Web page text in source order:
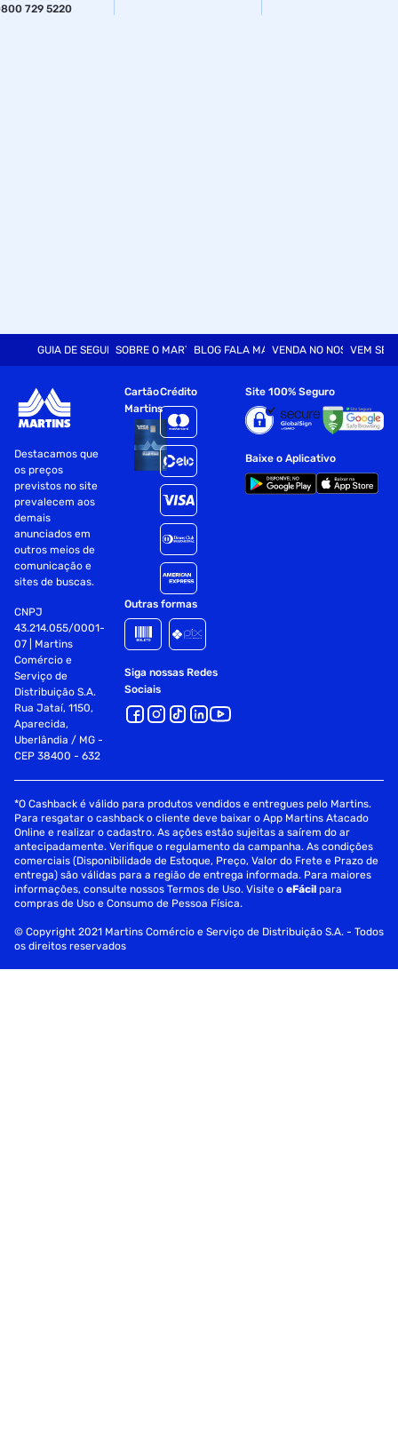
729 5220
GUIA DE SEGURANÇASOBRE O MARTINSBLOG FALA MARTVENDA NO NOSSO SITE
VEM SER
Destacamos que
os preços
previstos no site
prevalecem aos
demais
anunciados em
outros meios de
comunicação e
sites de buscas.
CNPJ
43.214.055/0001-
07 | Martins
Comércio e
Serviço de
Distribuição S.A.
Rua Jataí, 1150,
Aparecida,
Uberlândia / MG -
CEP 38400 - 632
Cartão
Martins
Crédito
Outras formas
Siga nossas Redes
Sociais
Site 100% Seguro
Baixe o Aplicativo
*O Cashback é válido para produtos vendidos e entregues pelo Martins.
Para resgatar o cashback o cliente deve baixar o App Martins Atacado
Online e realizar o cadastro. As ações estão sujeitas a saírem do ar
antecipadamente. Verifique o regulamento da campanha. As condições
comerciais (Disponibilidade de Estoque, Preço, Valor do Frete e Prazo de
entrega) são válidas para a região de entrega informada. Para maiores
informações, consulte nossos Termos de Uso. Visite oeFácil para
compras de Uso e Consumo de Pessoa Física.
© Copyright 2021 Martins Comércio e Serviço de Distribuição S.A. - Todos
os direitos reservados